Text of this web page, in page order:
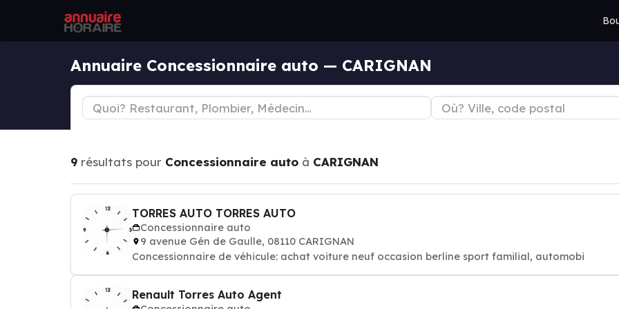
Annuaire Concessionnaire auto — CARIGNAN
9 résultats pour Concessionnaire auto à CARIGNAN
TORRES AUTO TORRES AUTO
Concessionnaire auto
9 avenue Gén de Gaulle, 08110 CARIGNAN
Concessionnaire de véhicule: achat voiture neuf occasion berline sport familial, automobi
Renault Torres Auto Agent